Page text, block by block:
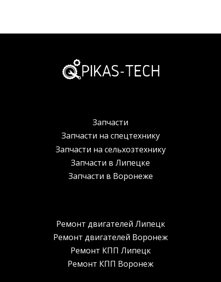
Запчасти
Запчасти на спецтехнику
Запчасти на сельхозтехнику
Запчасти в Липецке
Запчасти в Воронеже
Ремонт двигателей Липецк
Ремонт двигателей Воронеж
Ремонт КПП Липецк
Ремонт КПП Воронеж